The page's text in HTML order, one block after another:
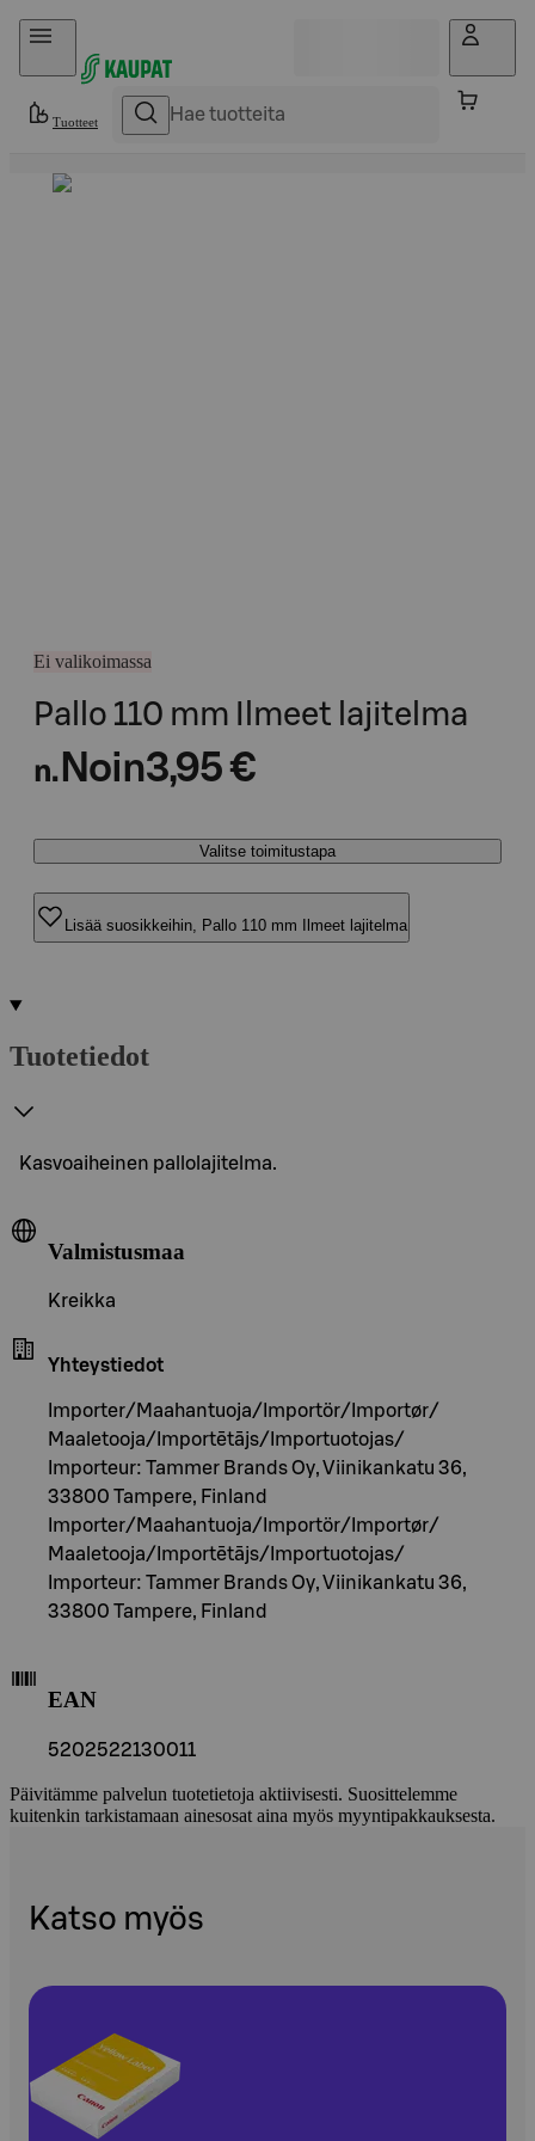
Hyppää sisältöön
Tuotteet
Ei valikoimassa
Pallo 110 mm Ilmeet lajitelma
n. Noin3,95 €
Valitse toimitustapa
Lisää suosikkeihin, Pallo 110 mm Ilmeet lajitelma
Tuotetiedot
Kasvoaiheinen pallolajitelma.
Valmistusmaa
Kreikka
Yhteystiedot
Importer/Maahantuoja/Importör/Importør/
Maaletooja/Importētājs/Importuotojas/
Importeur: Tammer Brands Oy, Viinikankatu 36,
33800 Tampere, Finland
Importer/Maahantuoja/Importör/Importør/
Maaletooja/Importētājs/Importuotojas/
Importeur: Tammer Brands Oy, Viinikankatu 36,
33800 Tampere, Finland
EAN
5202522130011
Päivitämme palvelun tuotetietoja aktiivisesti. Suosittelemme
kuitenkin tarkistamaan ainesosat aina myös myyntipakkauksesta.
Katso myös